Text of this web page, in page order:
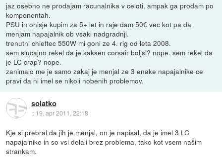
jaz osebno ne prodajam racunalnika v celoti, ampak ga prodam po
komponentah.
PSU in ohisje kupim za 5+ let in raje dam 50€ vec kot pa da
menjam napajalnik ob vsaki nadgradnji.
trenutni chieftec 550W mi goni ze 4. rig od leta 2008.
sem slucajno rekel da je kaksen corsair boljsi? nope. sem rekel da
je LC crap? nope.
zanimalo me je samo zakaj je menjal ze 3 enake napajalnike ce
pravi da ni imel se nikoli nobenih problemov.
solatko
:: 19. apr 2011, 22:18
Kje si prebral da jih je menjal, on je napisal, da je imel 3 LC
napajalnike in so vsi delali brez problema, tako kot vsem našim
strankam.